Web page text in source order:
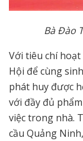
Bà Đào
Với tiêu chí
Hội để cùng
phát huy được
với đầy đủ
việc trong nhà.
cầu Quảng